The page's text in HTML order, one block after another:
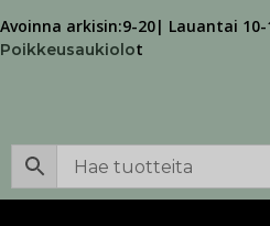
Avoinna arkisin:9-20| Lauantai
Poikkeusaukiolot